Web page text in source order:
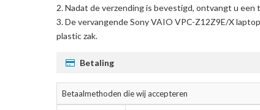
Nadat de verzending is bevestigd, ontvangt u een
Devervangende Sony VAIO VPC-Z12Z9E/X
plastic zak.
Betaling
Betaalmethoden die wij accepteren